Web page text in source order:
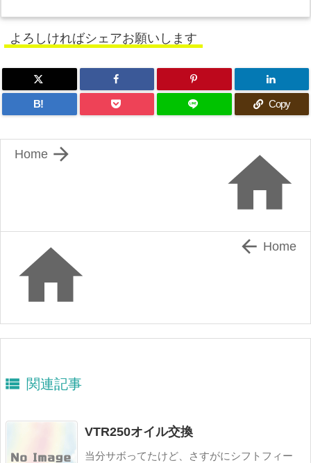
よろしければシェアお願いします
B! Copy


Home
  Home
 関連記事
VTR250オイル交換
当分サボってたけど、さすがにシフトフィー